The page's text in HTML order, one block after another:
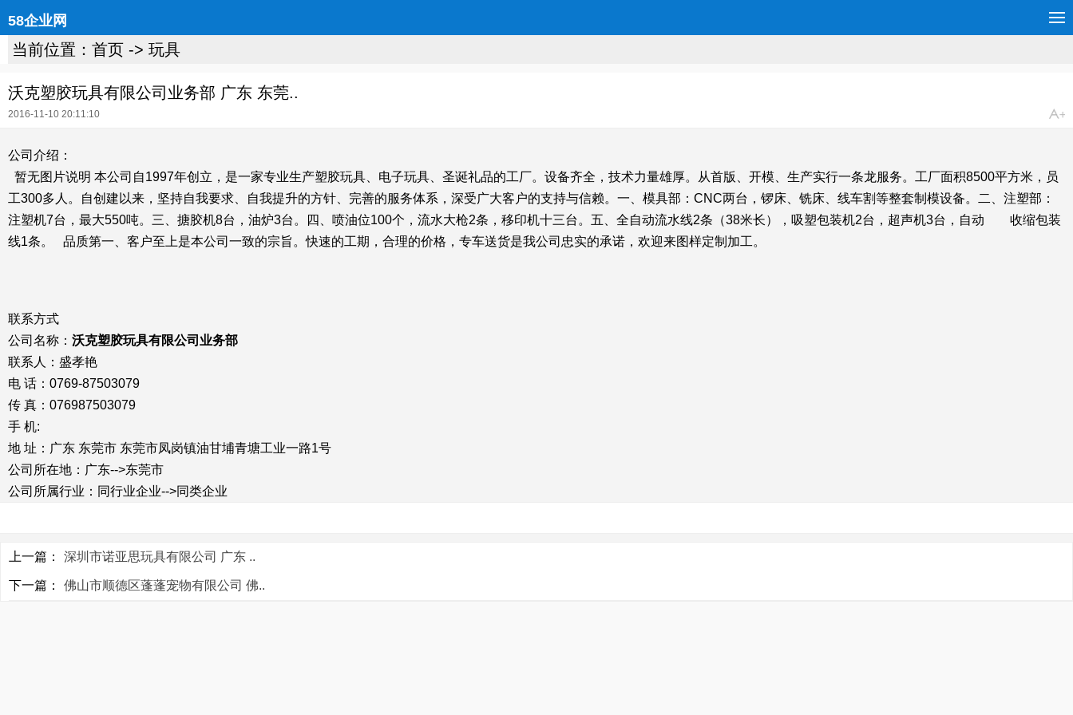
58企业网
当前位置： 首页 -> 玩具
沃克塑胶玩具有限公司业务部 广东 东莞..
2016-11-10 20:11:10
公司介绍：
暂无图片说明 本公司自1997年创立，是一家专业生产塑胶玩具、电子玩具、圣诞礼品的工厂。设备齐全，技术力量雄厚。从首版、开模、生产实行一条龙服务。工厂面积8500平方米，员
工300多人。自创建以来，坚持自我要求、自我提升的方针、完善的服务体系，深受广大客户的支持与信赖。一、模具部：CNC两台，锣床、铣床、线车割等整套制模设备。二、注塑部：
注塑机7台，最大550吨。三、搪胶机8台，油炉3台。四、喷油位100个，流水大枪2条，移印机十三台。五、全自动流水线2条（38米长），吸塑包装机2台，超声机3台，自动 收缩包装
线1条。 品质第一、客户至上是本公司一致的宗旨。快速的工期，合理的价格，专车送货是我公司忠实的承诺，欢迎来图样定制加工。
联系方式
公司名称： 沃克塑胶玩具有限公司业务部
联系人：盛孝艳
电 话：0769-87503079
传 真：076987503079
手 机:
地 址：广东 东莞市 东莞市凤岗镇油甘埔青塘工业一路1号
公司所在地：广东-->东莞市
公司所属行业：同行业企业-->同类企业
上一篇： 深圳市诺亚思玩具有限公司 广东 ..
下一篇： 佛山市顺德区蓬蓬宠物有限公司 佛..